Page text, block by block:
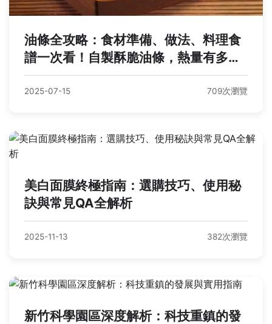
油條全攻略：食材準備、做法、料理食
譜一次看！自製酥脆油條，熱量有多
少？
2025-07-15 709次瀏覽
美白面膜終極指南：選購技巧、使用秘
訣與常見QA全解析
2025-11-13 382次瀏覽
新竹科學園區深度解析：科技重鎮的發